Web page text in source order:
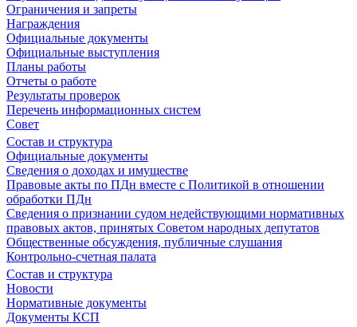
Ограничения и запреты
Награждения
Официальные документы
Официальные выступления
Планы работы
Отчеты о работе
Результаты проверок
Перечень информационных систем
Совет
Состав и структура
Официальные документы
Сведения о доходах и имуществе
Правовые акты по ПДн вместе с Политикой в отношении
обработки ПДн
Сведения о признании судом недействующими нормативных
правовых актов, принятых Советом народных депутатов
Общественные обсуждения, публичные слушания
Контрольно-счетная палата
Состав и структура
Новости
Нормативные документы
Документы КСП